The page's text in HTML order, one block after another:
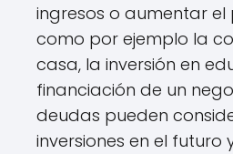
ingresos o aumentar el
como por ejemplo la
casa, la inversión en
financiación de un
deudas pueden
inversiones en el futuro